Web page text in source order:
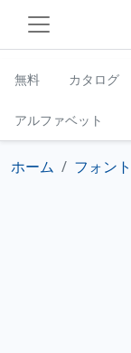
無料 カタログ
アルファベット
ホーム フォント